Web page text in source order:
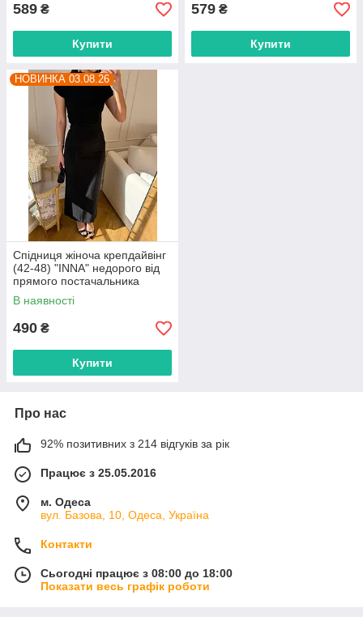
589 ₴
Купити
579 ₴
Купити
НОВИНКА 03.08.26
Спідниця жіноча крепдайвінг
(42-48) "INNA" недорого від
прямого постачальника
В наявності
490 ₴
Купити
Про нас
92% позитивних з 214 відгуків за рік
Працює з 25.05.2016
м. Одеса
вул. Базова, 10, Одеса, Україна
Контакти
Сьогодні працює з 08:00 до 18:00
Показати весь графік роботи